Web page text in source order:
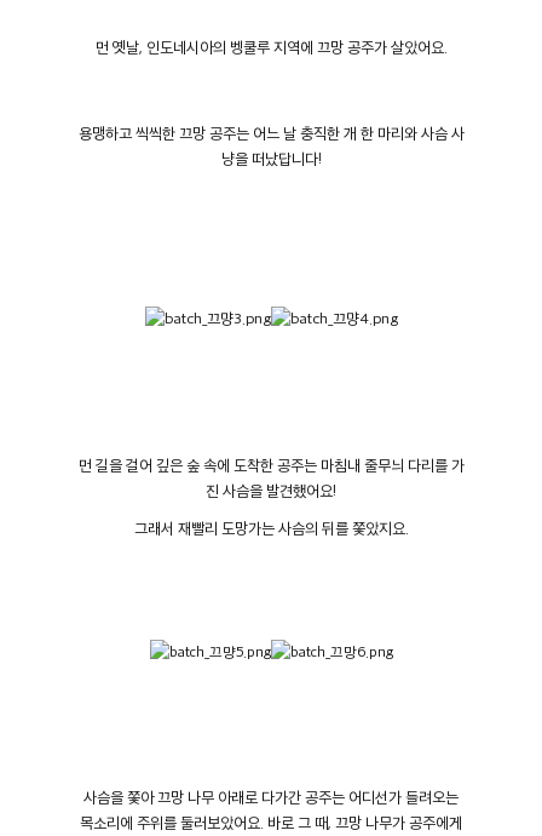
먼 옛날, 인도네시아의 벵쿨루 지역에 끄망 공주가 살았어요.
용맹하고 씩씩한 끄망 공주는 어느 날 충직한 개 한 마리와 사슴 사
냥을 떠났답니다!
먼 길을 걸어 깊은 숲 속에 도착한 공주는 마침내 줄무늬 다리를 가
진 사슴을 발견했어요!
그래서 재빨리 도망가는 사슴의 뒤를 쫓았지요.
사슴을 쫓아 끄망 나무 아래로 다가간 공주는 어디선가 들려오는
목소리에 주위를 둘러보았어요 바로 그 때, 끄망 나무가 공주에게